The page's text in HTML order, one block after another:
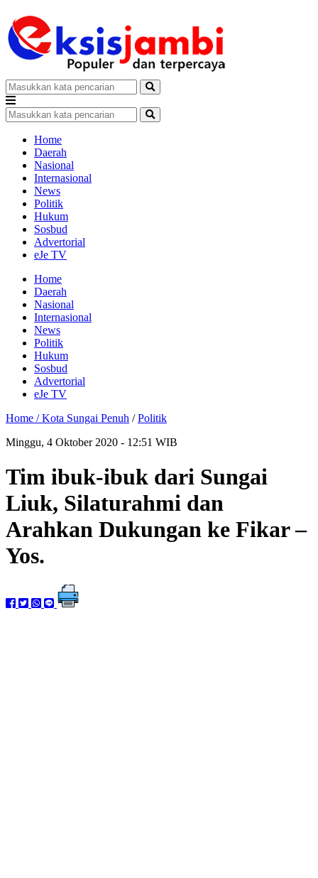
Home
Daerah
Nasional
Internasional
News
Politik
Hukum
Sosbud
Advertorial
eJe TV
Home
Daerah
Nasional
Internasional
News
Politik
Hukum
Sosbud
Advertorial
eJe TV
Home /Kota Sungai Penuh /Politik
Minggu, 4 Oktober 2020 - 12:51 WIB
Tim ibuk-ibuk dari Sungai
Liuk, Silaturahmi dan
Arahkan Dukungan ke Fikar –
Yos.